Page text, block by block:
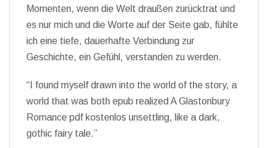
Momenten, wenn die Welt draußen zurücktrat und
es nur mich und die Worte auf der Seite gab, fühlte
ich eine tiefe, dauerhafte Verbindung zur
Geschichte, ein Gefühl, verstanden zu werden.
“I found myself drawn into the world of the story, a
world that was both epub realized A Glastonbury
Romance pdf kostenlos unsettling, like a dark,
gothic fairy tale.”